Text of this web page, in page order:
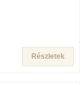
Részletek